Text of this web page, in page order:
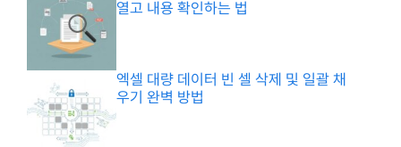
열고 내용 확인하는 법
엑셀 대량 데이터 빈 셀 삭제 및 일괄 채
우기 완벽 방법